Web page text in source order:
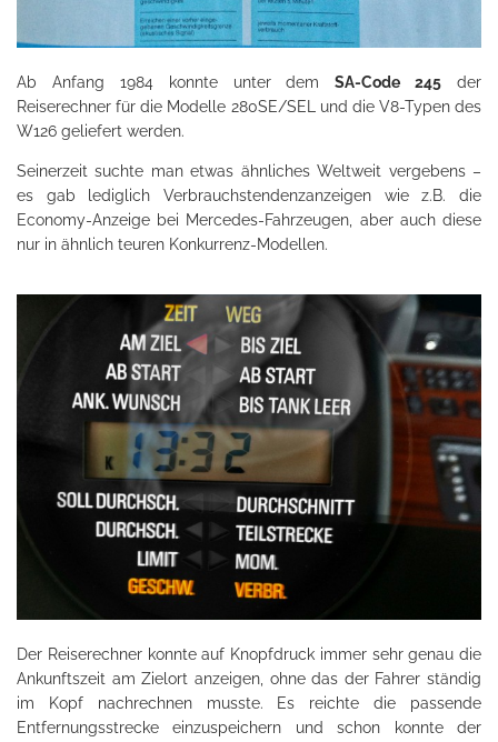
Ab Anfang 1984 konnte unter demSA-Code 245 der
Reiserechner für die Modelle 280SE/SEL und die V8-Typen des
W126 geliefert werden.
Seinerzeit suchte man etwas ähnliches Weltweit vergebens –
es gab lediglich Verbrauchstendenzanzeigen wie z.B. die
Economy-Anzeige bei Mercedes-Fahrzeugen, aber auch diese
nur in ähnlich teuren Konkurrenz-Modellen.
Der Reiserechner konnte auf Knopfdruck immer sehr genau die
Ankunftszeit am Zielort anzeigen, ohne das der Fahrer ständig
im Kopf nachrechnen musste. Es reichte die passende
Entfernungsstrecke einzuspeichern und schon konnte der